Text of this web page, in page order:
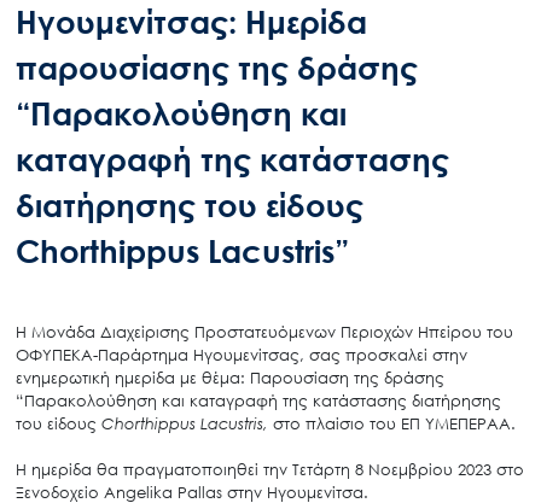
Ηγουμενίτσας: Ημερίδα
παρουσίασης της δράσης
“Παρακολούθηση και
καταγραφή της κατάστασης
διατήρησης του είδους
Chorthippus Lacustris”
Η Μονάδα Διαχείρισης Προστατευόμενων Περιοχών Ηπείρου του
ΟΦΥΠΕΚΑ-Παράρτημα Ηγουμενίτσας, σας προσκαλεί στην
ενημερωτική ημερίδα με θέμα: Παρουσίαση της δράσης
“Παρακολούθηση και καταγραφή της κατάστασης διατήρησης
του είδους Chorthippus Lacustris, στο πλαίσιο του ΕΠ ΥΜΕΠΕΡΑΑ.
Η ημερίδα θα πραγματοποιηθεί την Τετάρτη 8 Νοεμβρίου 2023 στο
Ξενοδοχείο Angelika Pallas στην Ηγουμενίτσα.